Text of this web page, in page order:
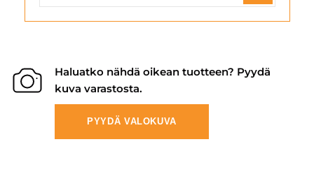
Haluatko nähdä oikean tuotteen? Pyydä
kuva varastosta.
PYYDÄ VALOKUVA